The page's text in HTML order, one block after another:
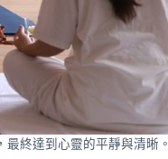
終達到心靈的平靜與清晰。